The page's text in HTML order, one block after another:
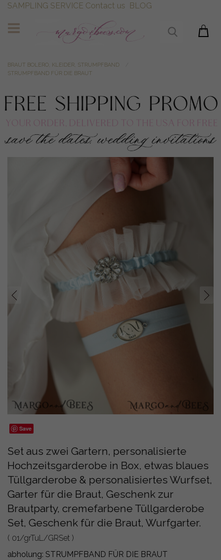
SAMPLING SERVICE Contact us BLOG
BRAUT BOLERO, KLEIDER, STRUMPFBAND
STRUMPFBAND FÜR DIE BRAUT
prev next
Save
Set aus zwei Gartern, personalisierte
Hochzeitsgarderobe in Box, etwas blaues
Tüllgarderobe & personalisiertes Wurfset,
Garter für die Braut, Geschenk zur
Brautparty, cremefarbene Tüllgarderobe
Set, Geschenk für die Braut, Wurfgarter.
( 01/grTuL/GRSet )
abholung: STRUMPFBAND FÜR DIE BRAUT